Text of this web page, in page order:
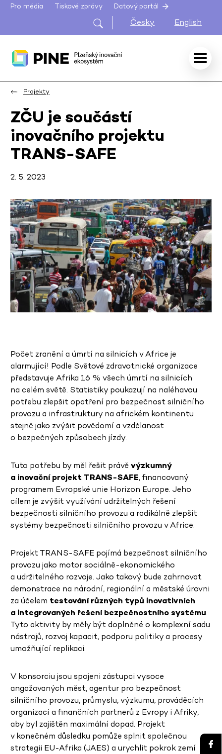
Pro média Tiskové zprávy Datový portál
Česky English
Projekty
ZČU je součástí
inovačního projektu
TRANS-SAFE
2. 5. 2023
Počet zranění a úmrtí na silnicích v Africe je
alarmující! Podle Světové zdravotnické organizace
představuje Afrika 16 % všech úmrtí na silnicích
na celém světě. Statistiky poukazují na naléhavou
potřebu zlepšit opatření pro bezpečnost silničního
provozu a infrastruktury na africkém kontinentu
stejně jako zvýšit povědomí a vzdělanost
o bezpečných způsobech jízdy.
Tuto potřebu by měl řešit právě výzkumný
a inovační projekt TRANS-SAFE, financovaný
programem Evropské unie Horizon Europe. Jeho
cílem je zvýšit využívání udržitelných řešení
bezpečnosti silničního provozu a radikálně zlepšit
systémy bezpečnosti silničního provozu v Africe.
Projekt TRANS-SAFE pojímá bezpečnost silničního
provozu jako motor sociálně-ekonomického
a udržitelného rozvoje. Jako takový bude zahrnovat
demonstrace na národní, regionální a městské úrovni
za účelem testování různých typů inovativních
a integrovaných řešení bezpečnostního systému.
Tyto aktivity by měly být doplněné o komplexní sadu
nástrojů, rozvoj kapacit, podporu politiky a procesy
umožňující replikaci.
V konsorciu jsou spojeni zástupci vysoce
angažovaných měst, agentur pro bezpečnost
silničního provozu, průmyslu, výzkumu, prováděcích
organizací a finančních partnerů z Evropy i Afriky,
aby byl zajištěn maximální dopad. Projekt
v konečném důsledku pomůže splnit společnou
strategii EU-Afrika (JAES) a urychlit pokrok zemí